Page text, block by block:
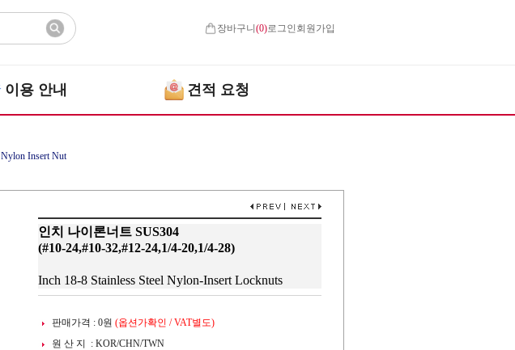
장바구니(0)로그인 회원가입
이용 안내 견적 요청
Nylon Insert Nut
인치 나이론너트 SUS304
(#10-24,#10-32,#12-24,1/4-20,1/4-28)
Inch 18-8 Stainless Steel Nylon-Insert Locknuts
판매가격 : 0원 (옵션가확인 / VAT별도)
원 산 지 : KOR/CHN/TWN